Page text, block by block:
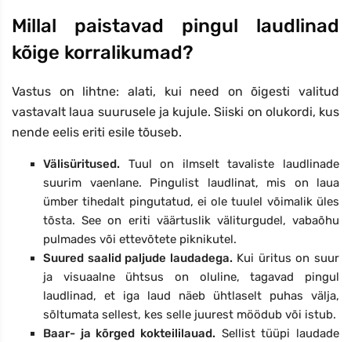
Millal paistavad pingul laudlinad
kõige korralikumad?
Vastus on lihtne: alati, kui need on õigesti valitud
vastavalt laua suurusele ja kujule. Siiski on olukordi, kus
nende eelis eriti esile tõuseb.
Välisüritused. Tuul on ilmselt tavaliste laudlinade
suurim vaenlane. Pingulist laudlinat, mis on laua
ümber tihedalt pingutatud, ei ole tuulel võimalik üles
tõsta. See on eriti väärtuslik väliturgudel, vabaõhu
pulmades või ettevõtete piknikutel.
Suured saalid paljude laudadega.Kui üritus on suur
ja visuaalne ühtsus on oluline, tagavad pingul
laudlinad, et iga laud näeb ühtlaselt puhas välja,
sõltumata sellest, kes selle juurest möödub või istub.
Baar- ja kõrged kokteililauad. Sellist tüüpi laudade